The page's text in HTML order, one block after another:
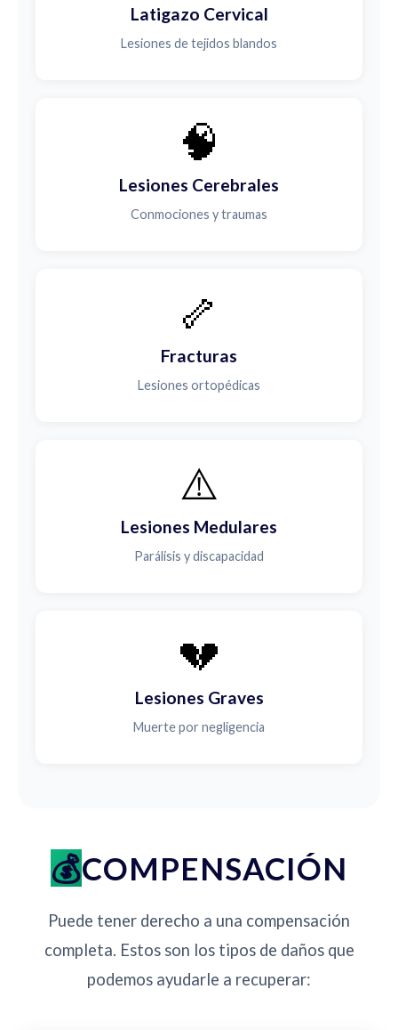
Latigazo Cervical
Lesiones de tejidos blandos
🧠
Lesiones Cerebrales
Conmociones y traumas
🦴
Fracturas
Lesiones ortopédicas
⚠️
Lesiones Medulares
Parálisis y discapacidad
💔
Lesiones Graves
Muerte por negligencia
COMPENSACIÓN
Puede tener derecho a una compensación
completa. Estos son los tipos de daños que
podemos ayudarle a recuperar: